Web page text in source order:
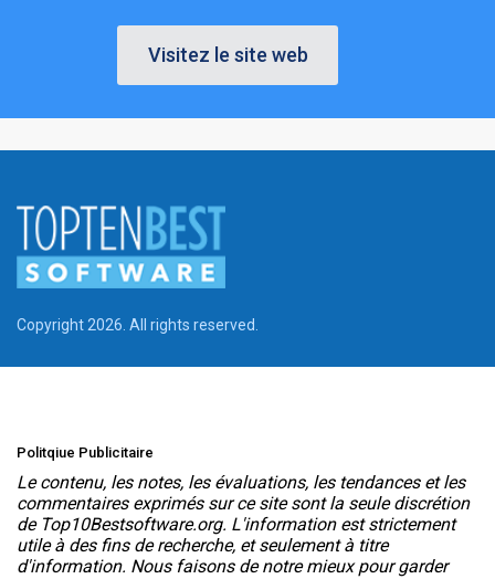
Visitez le site web
Copyright 2026. All rights reserved.
Politqiue Publicitaire
Le contenu, les notes, les évaluations, les tendances et les
commentaires exprimés sur ce site sont la seule discrétion
de Top10Bestsoftware.org. L'information est strictement
utile à des fins de recherche, et seulement à titre
d'information. Nous faisons de notre mieux pour garder